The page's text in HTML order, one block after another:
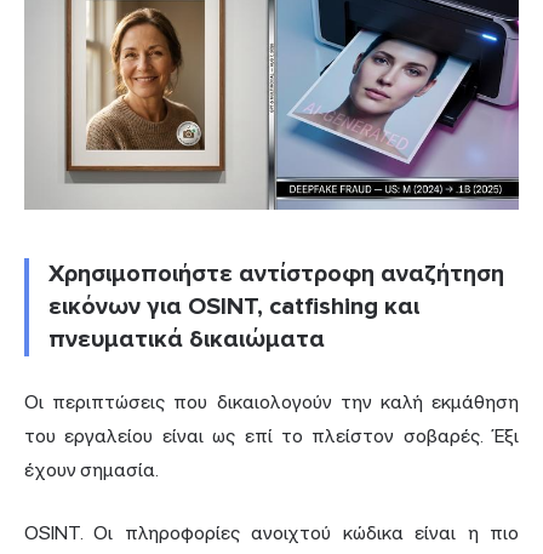
Χρησιμοποιήστε αντίστροφη αναζήτηση
εικόνων για OSINT, catfishing και
πνευματικά δικαιώματα
Οι περιπτώσεις που δικαιολογούν την καλή εκμάθηση
του εργαλείου είναι ως επί το πλείστον σοβαρές. Έξι
έχουν σημασία.
OSINT. Οι πληροφορίες ανοιχτού κώδικα είναι η πιο